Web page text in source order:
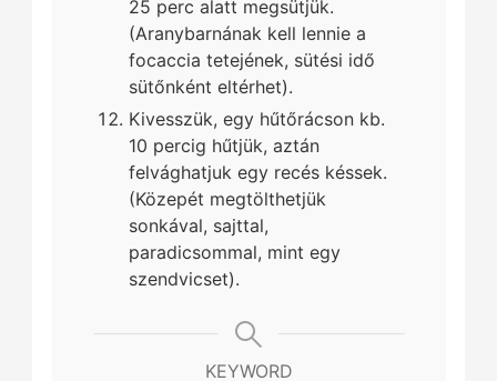
25 perc alatt megsütjük.
(Aranybarnának kell lennie a
focaccia tetejének, sütési idő
sütőnként eltérhet).
Kivesszük, egy hűtőrácson kb.
10 percig hűtjük, aztán
felvághatjuk egy recés késsek.
(Közepét megtölthetjük
sonkával, sajttal,
paradicsommal, mint egy
szendvicset).
KEYWORD